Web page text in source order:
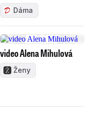
Dáma
video Alena Mihulová
Ženy